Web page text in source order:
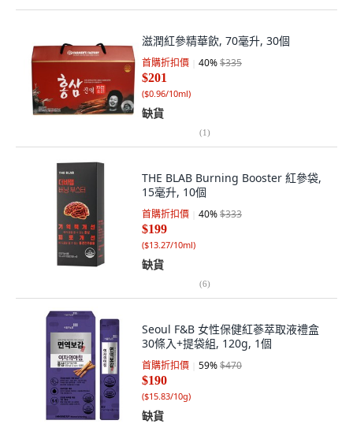
滋潤紅參精華飲, 70毫升, 30個
首購折扣價 40%$335
$201
($0.96/10ml)
缺貨
(1)
THE BLAB Burning Booster 紅參袋,
15毫升, 10個
首購折扣價 40%$333
$199
($13.27/10ml)
缺貨
(6)
Seoul F&B 女性保健紅蔘萃取液禮盒
30條入+提袋組, 120g, 1個
首購折扣價 59%$470
$190
($15.83/10g)
缺貨